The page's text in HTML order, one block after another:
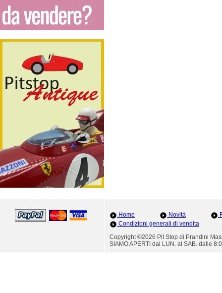
Home Novità
Condizioni generali di vendita
Copyright ©2026 Pit Stop di Prandini
SIAMO APERTI dal LUN. al SAB. dalle